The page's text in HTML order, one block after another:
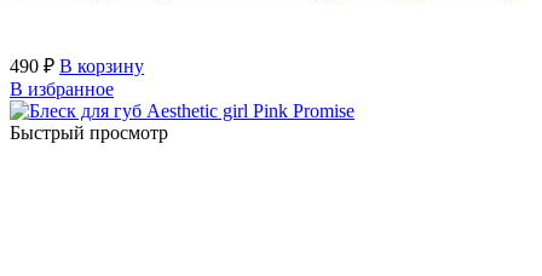
490 ₽ В корзину
В избранное
Быстрый просмотр